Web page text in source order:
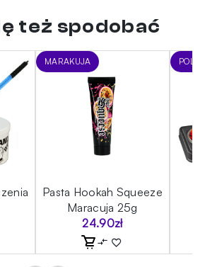
też spodobać
MARAKUJA
Pasta Hookah Squeeze
Maracuja 25g
24.90zł